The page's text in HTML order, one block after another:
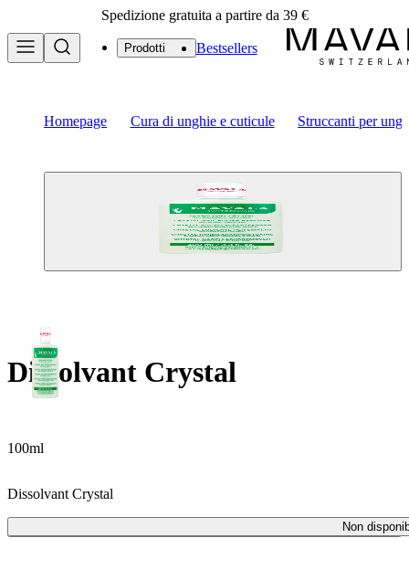
Spedizione gratuita a partire da 39 €
Prodotti Bestsellers
Homepage Cura di unghie e cuticule Struccanti per
Dissolvant Crystal
100ml
Dissolvant Crystal
Non